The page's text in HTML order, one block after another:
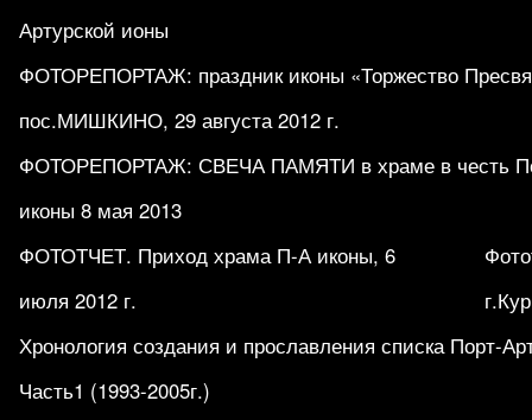
Артурской ионы
ФОТОРЕПОРТАЖ: праздник иконы «Торжество
пос.МИШКИНО, 29 августа 2012 г.
ФОТОРЕПОРТАЖ: СВЕЧА ПАМЯТИ в храме в честь
иконы 8 мая 2013
ФОТОТЧЕТ. Приход храма П-А иконы, 6
июля 2012 г.
Хронология создания и прославления списка Порт-
Часть1 (1993-2005г.)